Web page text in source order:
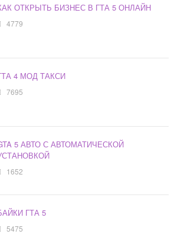
ОТКРЫТЬ БИЗНЕС В ГТА 5 ОНЛАЙН
4779
4 МОД ТАКСИ
7695
5 АВТО С АВТОМАТИЧЕСКОЙ
1652
ГТА 5
5475